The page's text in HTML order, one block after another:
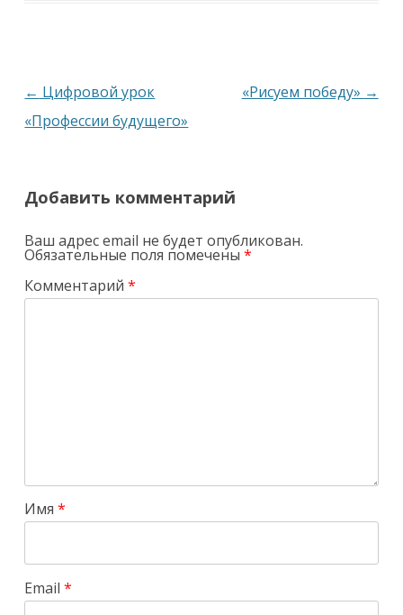
Навигация
по
← Цифровой урок
«Профессии будущего»
«Рисуем победу» →
Добавить комментарий
Ваш адрес email не будет опубликован.
Обязательные поля помечены*
Комментарий*
Имя*
Email*